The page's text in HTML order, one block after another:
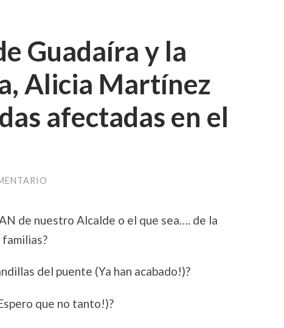
Guadaíra y la
Alicia Martínez
afectadas en el
de nuestro Alcalde o el que sea…. de la
del puente (Ya han acabado!)?
que no tanto!)?